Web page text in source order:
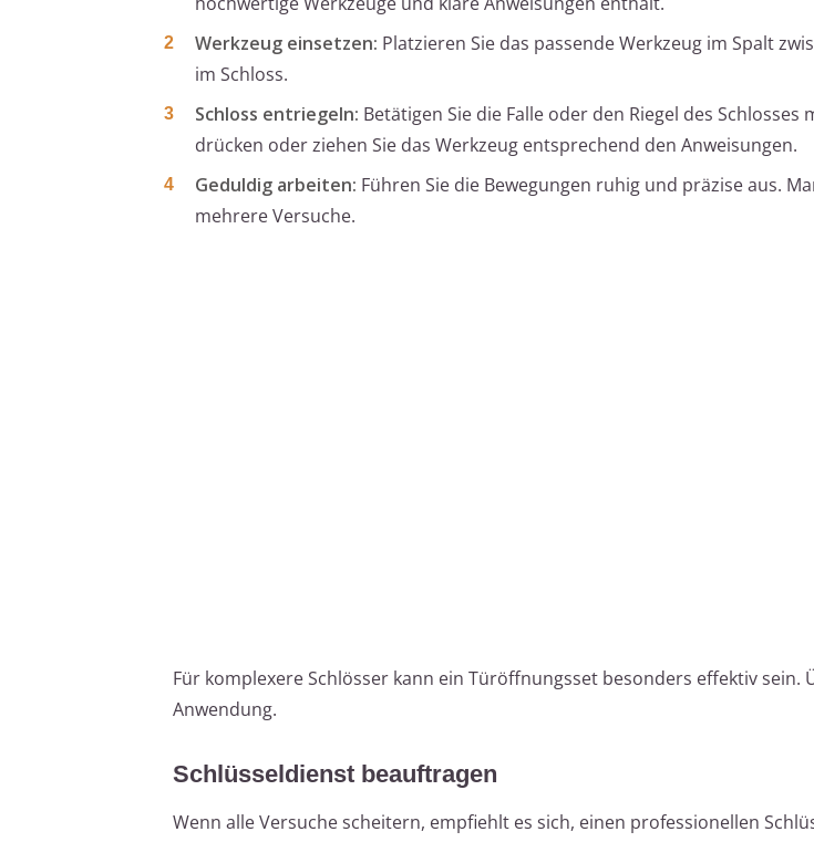
Werkzeug einsetzen: Platzieren Sie das passende Werkzeug im Spalt
im Schloss.
Schloss entriegeln: Betätigen Sie die Falle oder den Riegel des
drücken oder ziehen Sie das Werkzeug entsprechend den Anweisungen.
Geduldig arbeiten: Führen Sie die Bewegungen ruhig und präzise aus.
mehrere Versuche.
Für komplexere Schlösser kann ein Türöffnungsset besonders effektiv
Anwendung.
Schlüsseldienst beauftragen
Wenn alle Versuche scheitern, empfiehlt es sich, einen professionellen